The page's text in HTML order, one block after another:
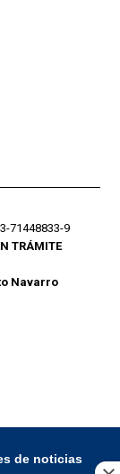
71448833-9
TRÁMITE
Navarro
de noticias